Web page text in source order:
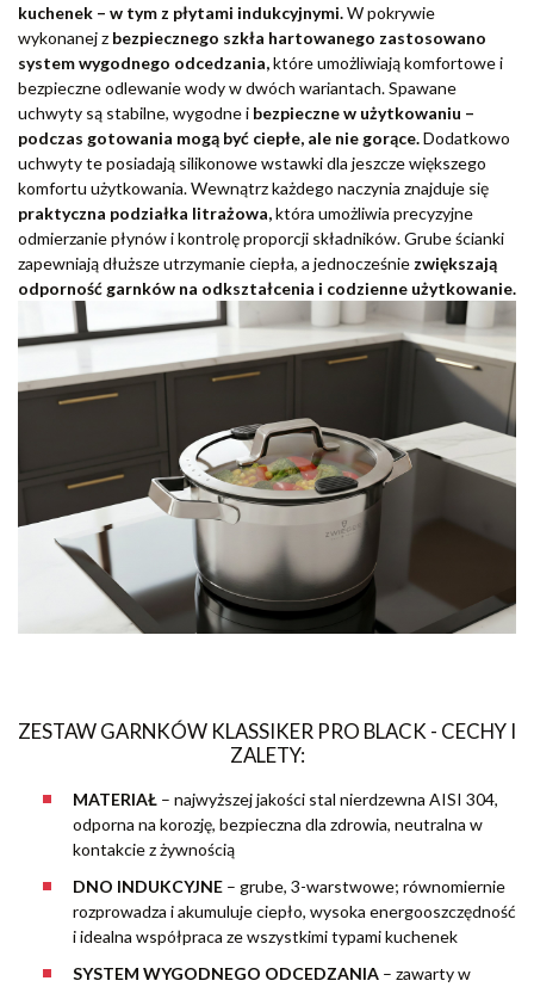
kuchenek – w tym z płytami indukcyjnymi.W pokrywie
wykonanej z bezpiecznego szkła hartowanego zastosowano
system wygodnego odcedzania,które umożliwiają komfortowe i
bezpieczne odlewanie wody w dwóch wariantach. Spawane
uchwyty są stabilne, wygodne i bezpieczne w użytkowaniu –
podczas gotowania mogą być ciepłe, ale nie gorące.Dodatkowo
uchwyty te posiadają silikonowe wstawki dla jeszcze większego
komfortu użytkowania. Wewnątrz każdego naczynia znajduje się
praktyczna podziałka litrażowa,która umożliwia precyzyjne
odmierzanie płynów i kontrolę proporcji składników. Grube ścianki
zapewniają dłuższe utrzymanie ciepła, a jednocześnie zwiększają
odporność garnków na odkształcenia i codzienne użytkowanie.
ZESTAW GARNKÓW KLASSIKER PRO BLACK - CECHY I
ZALETY:
MATERIAŁ – najwyższej jakości stal nierdzewna AISI 304,
odporna na korozję, bezpieczna dla zdrowia, neutralna w
kontakcie z żywnością
DNO INDUKCYJNE – grube, 3-warstwowe; równomiernie
rozprowadza i akumuluje ciepło, wysoka energooszczędność
i idealna współpraca ze wszystkimi typami kuchenek
SYSTEM WYGODNEGO ODCEDZANIA – zawarty w